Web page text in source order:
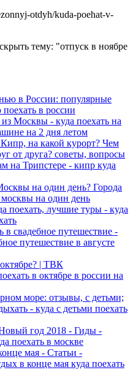
otdyh/kuda-poehat-v-
тему: "отпуск в ноябре
в России: популярные
в россии
Москвы - куда поехать на
на 2 дня летом
на какой курорт? Чем
от друга? советы, вопросы
на Трипстере - кипр куда
на один день? Города
москвы на один день
поехать, лучшие туры - куда
в свадебное путешествие -
путешествие в августе
| ТВК
в октябре в россии на
море: отзывы, с детьми;
- куда с детьми поехать
год 2018 - Гиды -
поехать в москве
мая - Статьи -
в конце мая куда поехать